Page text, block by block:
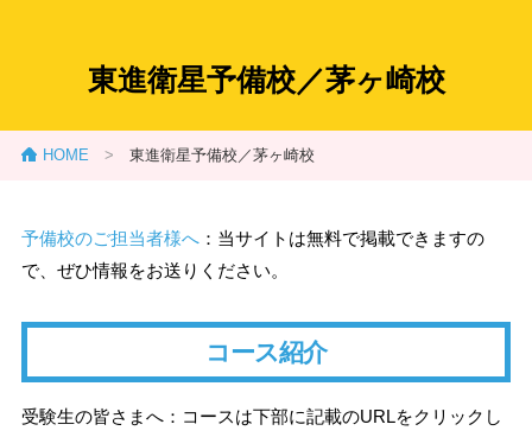
東進衛星予備校／茅ヶ崎校
HOME > 東進衛星予備校／茅ヶ崎校
予備校のご担当者様へ：当サイトは無料で掲載できますの
で、ぜひ情報をお送りください。
コース紹介
受験生の皆さまへ：コースは下部に記載のURLをクリックし